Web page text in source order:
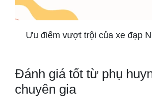
Ưu điểm vượt trội của xe đạp
Đánh giá tốt từ phụ
chuyên gia